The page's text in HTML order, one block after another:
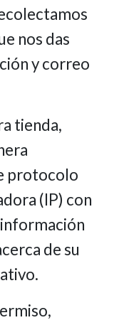
nos das
y correo
tienda,
protocolo
(IP) con
de su